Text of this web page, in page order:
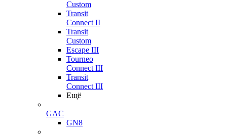
Custom
Transit
Connect II
Transit
Custom
Escape III
Tourneo
Connect III
Transit
Connect III
Ещё
GAC
GN8